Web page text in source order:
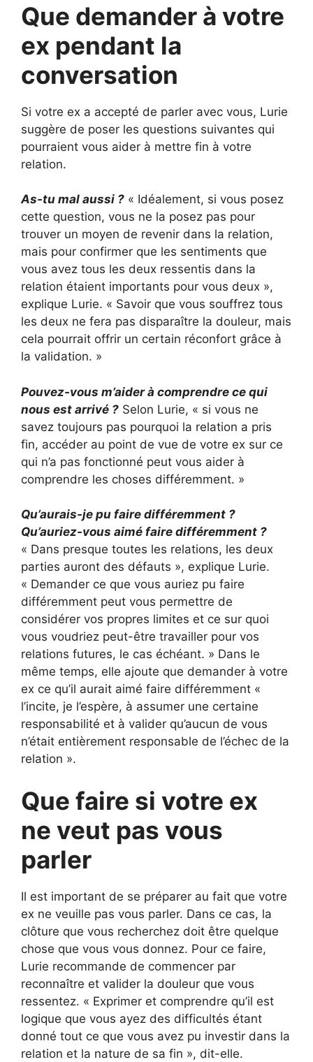
Que demander à votre
ex pendant la
conversation
Si votre ex a accepté de parler avec vous, Lurie
suggère de poser les questions suivantes qui
pourraient vous aider à mettre fin à votre
relation.
As-tu mal aussi ? « Idéalement, si vous posez
cette question, vous ne la posez pas pour
trouver un moyen de revenir dans la relation,
mais pour confirmer que les sentiments que
vous avez tous les deux ressentis dans la
relation étaient importants pour vous deux »,
explique Lurie. « Savoir que vous souffrez tous
les deux ne fera pas disparaître la douleur, mais
cela pourrait offrir un certain réconfort grâce à
la validation. »
Pouvez-vous m’aider à comprendre ce qui
nous est arrivé ? Selon Lurie, « si vous ne
savez toujours pas pourquoi la relation a pris
fin, accéder au point de vue de votre ex sur ce
qui n’a pas fonctionné peut vous aider à
comprendre les choses différemment. »
Qu’aurais-je pu faire différemment ?
Qu’auriez-vous aimé faire différemment ?
« Dans presque toutes les relations, les deux
parties auront des défauts », explique Lurie.
« Demander ce que vous auriez pu faire
différemment peut vous permettre de
considérer vos propres limites et ce sur quoi
vous voudriez peut-être travailler pour vos
relations futures, le cas échéant. » Dans le
même temps, elle ajoute que demander à votre
ex ce qu’il aurait aimé faire différemment «
l’incite, je l’espère, à assumer une certaine
responsabilité et à valider qu’aucun de vous
n’était entièrement responsable de l’échec de la
relation ».
Que faire si votre ex
ne veut pas vous
parler
Il est important de se préparer au fait que votre
ex ne veuille pas vous parler. Dans ce cas, la
clôture que vous recherchez doit être quelque
chose que vous vous donnez. Pour ce faire,
Lurie recommande de commencer par
reconnaître et valider la douleur que vous
ressentez. « Exprimer et comprendre qu’il est
logique que vous ayez des difficultés étant
donné tout ce que vous avez pu investir dans la
relation et la nature de sa fin », dit-elle.